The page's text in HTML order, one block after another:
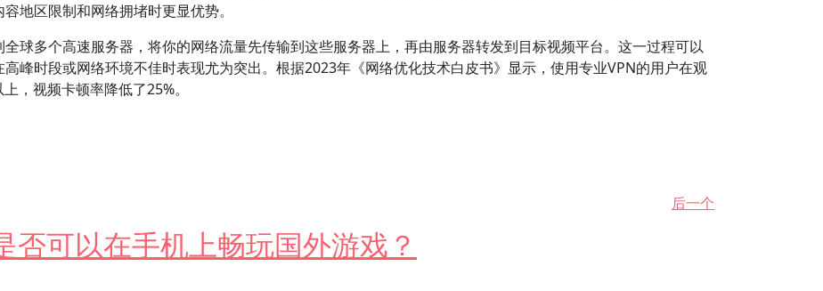
地区限制和网络拥堵时更显优势。
球多个高速服务器，将你的网络流量先传输到这些服务器上，再由服务器转发到目标视频平台。这一过程可以
峰时段或网络环境不佳时表现尤为突出。根据2023年《网络优化技术白皮书》显示，使用专业VPN的用户在观
，视频卡顿率降低了25%。
后一个
否可以在手机上畅玩国外游戏？